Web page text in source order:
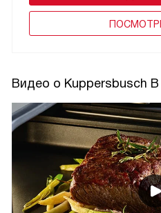
Видео о Kuppersbusch